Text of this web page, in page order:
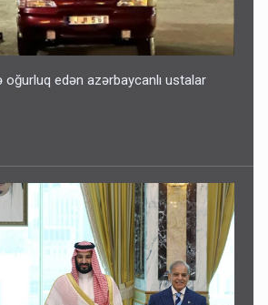
edən azərbaycanlı ustalar